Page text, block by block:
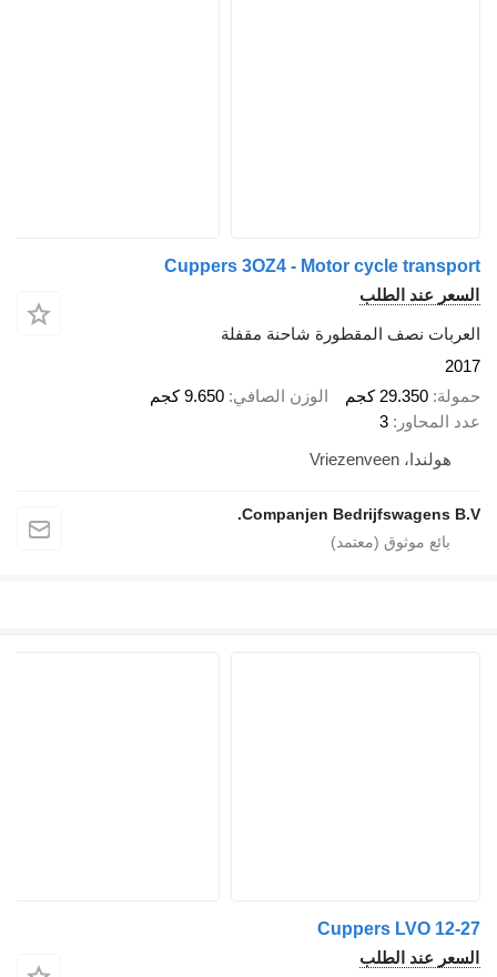
Cuppers 3OZ4 - Motor cycle transport
السعر عند الطلب
العربات نصف المقطورة شاحنة مقفلة
2017
حمولة 29.350 كجم الوزن الصافي 9.650 كجم
عدد المحاور
3
هولندا، Vriezenveen
Companjen Bedrijfswagens B.V.
Cuppers LVO 12-27
السعر عند الطلب